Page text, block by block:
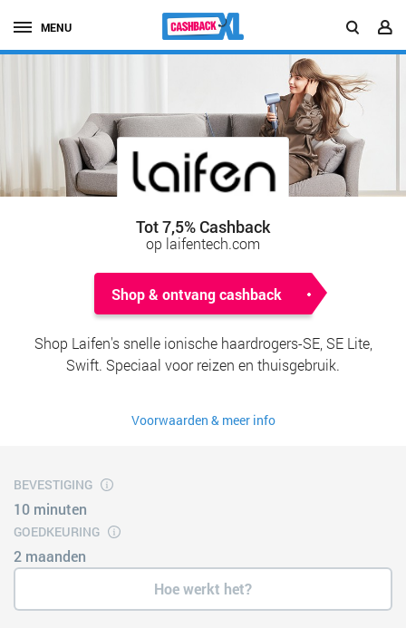
MENU
Tot 7,5% Cashback
op laifentech.com
Shop & ontvang cashback
Shop Laifen's snelle ionische haardrogers-SE, SE Lite,
Swift. Speciaal voor reizen en thuisgebruik.
Voorwaarden & meer info
BEVESTIGING
10 minuten
GOEDKEURING
2 maanden
Hoe werkt het?